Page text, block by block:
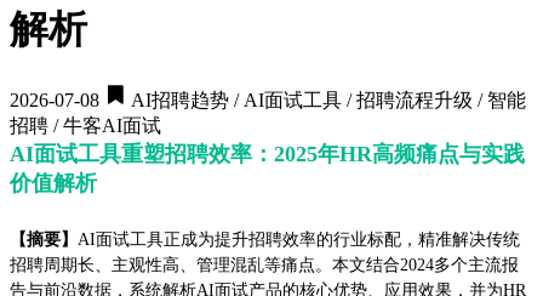
解析
2026-07-08
AI招聘趋势 / AI面试工具 / 招聘流程升级 / 智能
招聘 / 牛客AI面试
AI面试工具重塑招聘效率：2025年HR高频痛点与实践
价值解析
【摘要】 AI面试工具正成为提升招聘效率的行业标配，精准解决传统
招聘周期长、主观性高、管理混乱等痛点。本文结合2024多个主流报
告与前沿数据，系统解析AI面试产品的核心优势、应用效果，并为HR